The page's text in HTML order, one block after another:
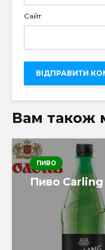
Сайт
Вам також
ПИВО
Пиво Carling